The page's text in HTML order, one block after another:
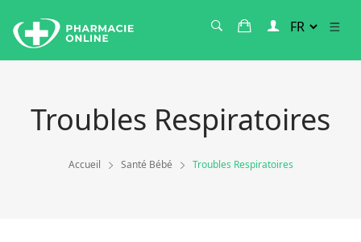
Troubles Respiratoires
Accueil Santé Bébé Troubles Respiratoires